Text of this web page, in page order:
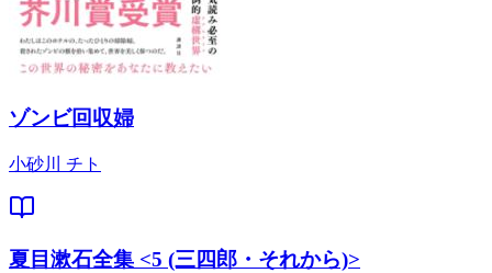
ゾンビ回収婦
小砂川 チト
夏目漱石全集 <5 (三四郎・それから)>